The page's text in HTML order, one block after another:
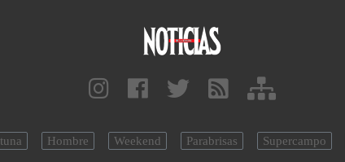
Hombre Weekend Parabrisas Supercampo